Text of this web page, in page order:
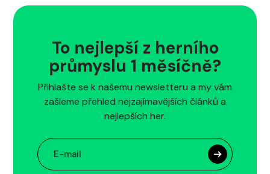
To nejlepší z herního
průmyslu 1 měsíčně?
Přihlašte se k našemu newsletteru a my vám
zašleme přehled nejzajímavějších článků a
nejlepších her.